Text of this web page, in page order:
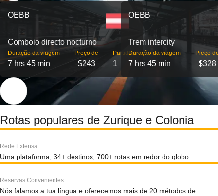
OEBB
Comboio directo nocturno
Duração da viagem
7 hrs 45 min
Preço de
$243
Partidas
1
OEBB
Trem intercity
Duração da viagem
7 hrs 45 min
Preço
$328
Rotas populares de Zurique e Colonia
Rede Extensa
Uma plataforma, 34+ destinos, 700+ rotas em redor do globo.
Reservas Convenientes
Nós falamos a tua língua e oferecemos mais de 20 métodos de